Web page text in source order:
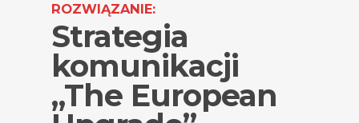
ROZWIĄZANIE:
Strategia
komunikacji
„The European